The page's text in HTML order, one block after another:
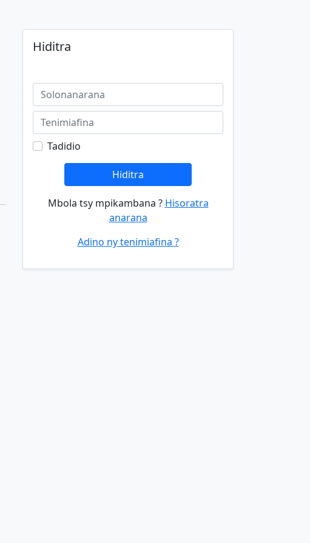
Hiditra
Tadidio
Hiditra
Mbola tsy mpikambana ? Hisoratra
anarana
Adino ny tenimiafina ?